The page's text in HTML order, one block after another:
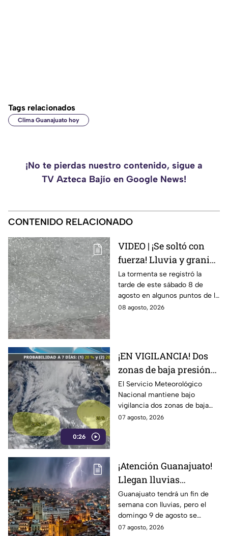
Tags relacionados
Clima Guanajuato hoy
¡No te pierdas nuestro contenido, sigue a
TV Azteca Bajío en Google News!
CONTENIDO RELACIONADO
VIDEO | ¡Se soltó con
fuerza! Lluvia y granizo
sorprenden a
habitantes de León;
¿seguirá la tormenta?
La tormenta se registró la
tarde de este sábado 8 de
agosto en algunos puntos de la
ciudad.
08 agosto, 2026
0:26
¡EN VIGILANCIA! Dos
zonas de baja presión
podrían convertirse en
ciclones; ¿se acercan a
México?
El Servicio Meteorológico
Nacional mantiene bajo
vigilancia dos zonas de baja
presión en el Pacífico, debido a
07 agosto, 2026
¡Atención Guanajuato!
Llegan lluvias
FUERTES este fin de
semana: ALERTAN por
DESCARGAS
Guanajuato tendrá un fin de
semana con lluvias, pero el
domingo 9 de agosto se
esperan las precipitaciones
07 agosto, 2026